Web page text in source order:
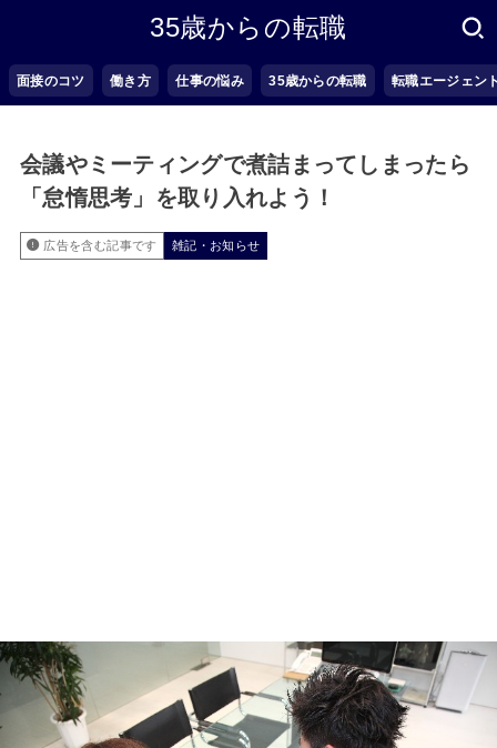
35歳からの転職
面接のコツ 働き方 仕事の悩み 35歳からの転職 転職エージェン
会議やミーティングで煮詰まってしまったら
「怠惰思考」を取り入れよう！
広告を含む記事です 雑記・お知らせ